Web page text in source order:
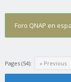
Foro QNAP en
Pages (54): « Previous